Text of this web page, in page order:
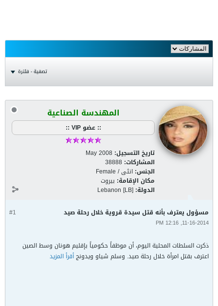
تصفية - فلترة
المهندسة الصناعية
:: عضو VIP ::
تاريخ التسجيل: May 2008
المشاركات: 38888
الجنس: انثى / Female
مكان الإقامة: بيروت
الدولة: Lebanon [LB]
#1 مسؤول يعترف بأنه قتل سيدة قروية خلال رحلة صيد
11-16-2014, 12:16 PM
ذكرت السلطات المحلية اليوم، أن موظفاً حكومياً بإقليم هونان وسط الصين
اعترف بقتل امرأة خلال رحلة صيد. وسلم شياو ويدونجأقرأ المزيد